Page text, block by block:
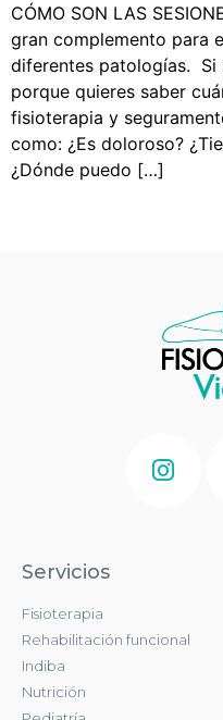
CÓMO SON LAS
gran complemento para
diferentes patologías. Si
porque quieres saber
fisioterapia y
como: ¿Es doloroso?
¿Dónde puedo […]
Servicios
Fisioterapia
Rehabilitación funcional
Indiba
Nutrición